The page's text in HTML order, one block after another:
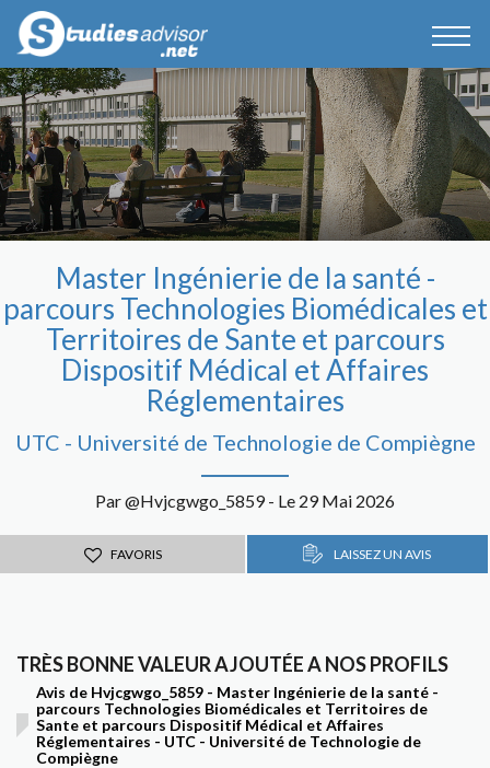
Master Ingénierie de la santé -
parcours Technologies Biomédicales et
Territoires de Sante et parcours
Dispositif Médical et Affaires
Réglementaires
UTC - Université de Technologie de Compiègne
Par @Hvjcgwgo_5859 - Le 29 Mai 2026
FAVORIS LAISSEZ UN AVIS
TRÈS BONNE VALEUR AJOUTÉE A NOS PROFILS
Avis de Hvjcgwgo_5859 - Master Ingénierie de la santé -
parcours Technologies Biomédicales et Territoires de
Sante et parcours Dispositif Médical et Affaires
Réglementaires - UTC - Université de Technologie de
Compiègne